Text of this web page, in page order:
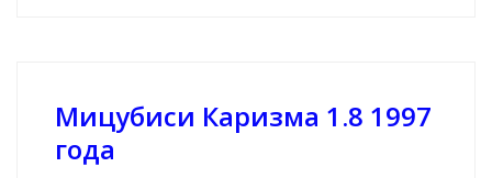
Мицубиси Каризма 1.8 1997
года